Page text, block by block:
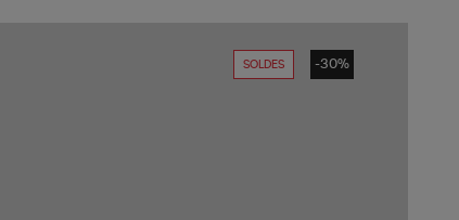
SOLDES -30%